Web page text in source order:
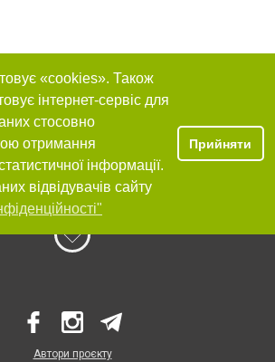
«cookies». Також
інтернет-сервіс для
стосовно
отримання
інформації.
відвідувачів сайту
Прийняти
Автори проєкту